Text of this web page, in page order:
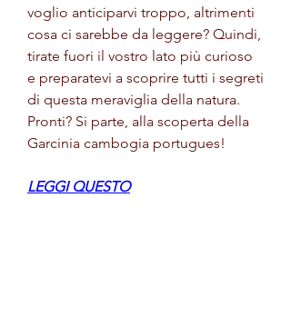
voglio anticiparvi troppo, altrimenti
cosa ci sarebbe da leggere? Quindi,
tirate fuori il vostro lato più curioso
e preparatevi a scoprire tutti i segreti
di questa meraviglia della natura.
Pronti? Si parte, alla scoperta della
Garcinia cambogia portugues!
LEGGI QUESTO